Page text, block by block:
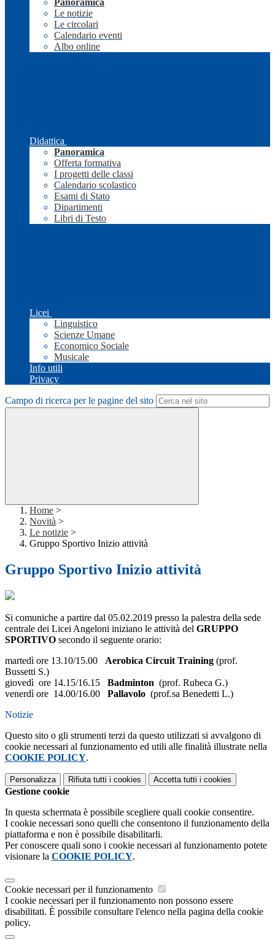
Panoramica
Le notizie
Le circolari
Calendario eventi
Albo online
Didattica
Panoramica
Offerta formativa
I progetti delle classi
Calendario scolastico
Esami di Stato
Dipartimenti
Libri di Testo
Licei
Linguistico
Scienze Umane
Economico Sociale
Musicale
Info utili
Privacy
Campo di ricerca per le pagine del sito
Home >
Novità >
Le notizie >
Gruppo Sportivo Inizio attività
Gruppo Sportivo Inizio attività
Si comuniche a partire dal 05.02.2019 presso la palestra della sede
centrale dei Licei Angeloni iniziano le attività del GRUPPO
SPORTIVO secondo il seguente orario:
martedì ore 13.10/15.00 Aerobica Circuit Training (prof.
Bussetti S.)
giovedì ore 14.15/16.15 Badminton (prof. Rubeca G.)
venerdì ore 14.00/16.00 Pallavolo (prof.sa Benedetti L.)
Notizie
Questo sito o gli strumenti terzi da questo utilizzati si avvalgono di
cookie necessari al funzionamento ed utili alle finalità illustrate nella
COOKIE POLICY.
Personalizza Rifiuta tutti i cookies Accetta tutti i cookies
Gestione cookie
In questa schermata è possibile scegliere quali cookie consentire.
I cookie necessari sono quelli che consentono il funzionamento della
piattaforma e non è possibile disabilitarli.
Per conoscere quali sono i cookie necessari al funzionamento potete
visionare la COOKIE POLICY.
Cookie necessari per il funzionamento
I cookie necessari per il funzionamento non possono essere
disabilitati. È possibile consultare l'elenco nella pagina della cookie
policy.